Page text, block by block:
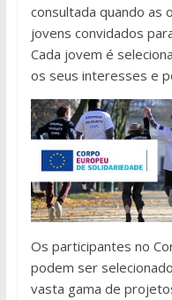
consultada quando as
jovens convidados
Cada jovem é
os seus interesses e
Os participantes no
podem ser
vasta gama de